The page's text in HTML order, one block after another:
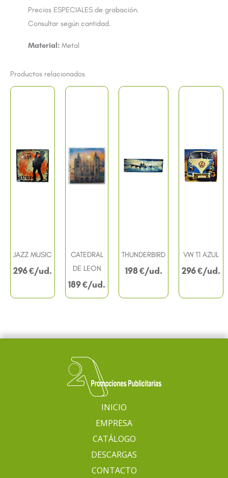
Precios ESPECIALES de grabación.
Consultar según cantidad.
Material: Metal
Productos relacionados
JAZZ MUSIC
296€
CATEDRAL
DE LEON
189€
THUNDERBIRD
198€
VW T1 AZUL
296€
INICIO
EMPRESA
CATÁLOGO
DESCARGAS
CONTACTO